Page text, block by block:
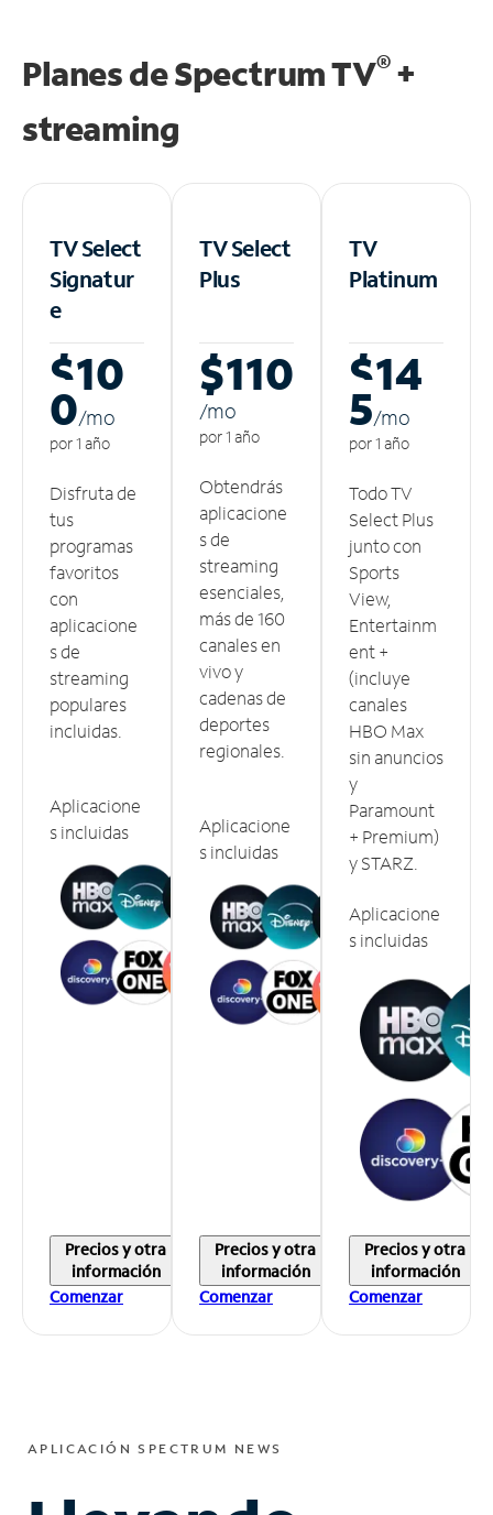
Planes de Spectrum TV®+
streaming
TV Select
Signatur
e
$10
0/mo
por 1 año
Disfruta de
tus
programas
favoritos
con
aplicacione
s de
streaming
populares
incluidas.
Aplicacione
s incluidas
Precios y otra
información
Comenzar
TV Select
Plus
$110
/mo
por 1 año
Obtendrás
aplicacione
s de
streaming
esenciales,
más de 160
canales en
vivo y
cadenas de
deportes
regionales.
Aplicacione
s incluidas
Precios y otra
información
Comenzar
TV
Platinum
$14
5/mo
por 1 año
Todo TV
Select Plus
junto con
Sports
View,
Entertainm
ent +
(incluye
canales
HBO Max
sin anuncios
y
Paramount
+ Premium)
y STARZ.
Aplicacione
s incluidas
Precios y otra
información
Comenzar
APLICACIÓN SPECTRUM NEWS